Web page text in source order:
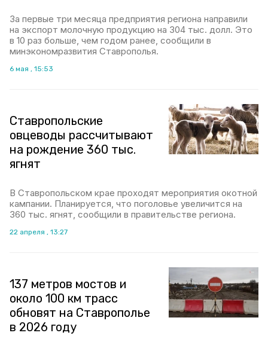
За первые три месяца предприятия региона направили
на экспорт молочную продукцию на 304 тыс. долл. Это
в 10 раз больше, чем годом ранее, сообщили в
минэкономразвития Ставрополья.
6 мая , 15:53
Ставропольские
овцеводы рассчитывают
на рождение 360 тыс.
ягнят
В Ставропольском крае проходят мероприятия окотной
кампании. Планируется, что поголовье увеличится на
360 тыс. ягнят, сообщили в правительстве региона.
22 апреля , 13:27
137 метров мостов и
около 100 км трасс
обновят на Ставрополье
в 2026 году